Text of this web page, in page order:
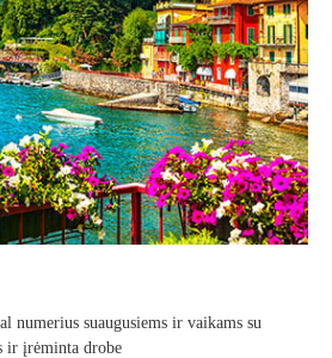
numerius suaugusiems ir vaikams su
ir įrėminta drobe